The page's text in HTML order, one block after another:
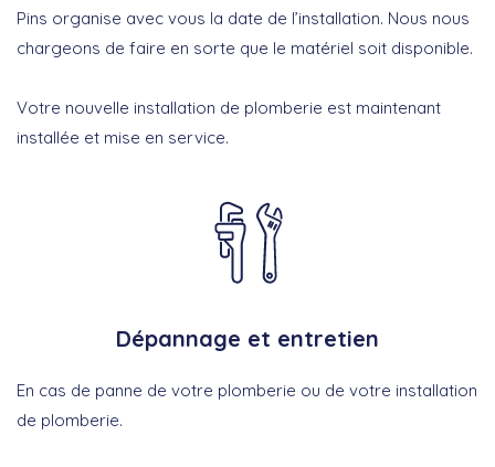
Pins organise avec vous la date de l’installation. Nous nous
chargeons de faire en sorte que le matériel soit disponible.
Votre nouvelle installation de plomberie est maintenant
installée et mise en service.
Dépannage et entretien
En cas de panne de votre plomberie ou de votre installation
de plomberie.